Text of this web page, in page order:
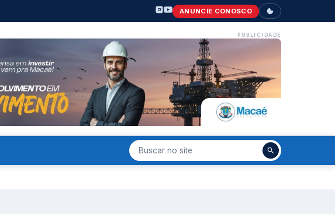
ANUNCIE CONOSCO
PUBLICIDADE